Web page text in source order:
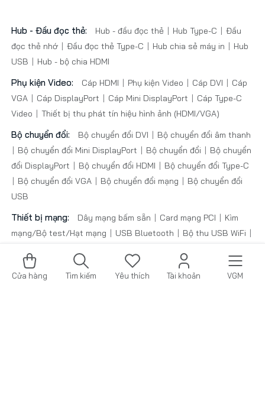
Cửa hàng Tìm kiếm Yêu thích Tài khoản VGM
Thêm vào giỏ
Hub - Đầu đọc thẻ: Hub - đầu đọc thẻ Hub Type-C
Đầu
đọc thẻ nhớ
Đầu đọc thẻ Type-C Hub chia sẻ máy in
Hub
USB
Hub - bộ chia HDMI
Phụ kiện Video: Cáp HDMI Phụ kiện Video Cáp DVI
Cáp
VGA
Cáp DisplayPort Cáp Mini DisplayPort
Cáp Type-C
Video
Thiết bị thu phát tín hiệu hình ảnh (HDMI/VGA)
Bộ chuyển đổi: Bộ chuyển đổi DVI
Bộ chuyển đổi âm thanh
Bộ chuyển đổi Mini DisplayPort
Bộ chuyển đổi
Bộ chuyển
đổi DisplayPort
Bộ chuyển đổi HDMI
Bộ chuyển đổi Type-C
Bộ chuyển đổi VGA
Bộ chuyển đổi mạng
Bộ chuyển đổi
USB
Thiết bị mạng: Dây mạng bấm sẵn Card mạng PCI
Kìm
mạng/Bộ test/Hạt mạng
USB Bluetooth
Bộ thu USB WiFi
Phụ kiện âm thanh: Cáp audio 3.5mm
Cáp chia âm thanh